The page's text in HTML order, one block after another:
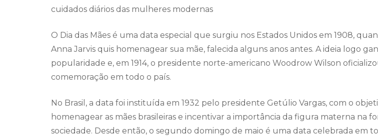
cuidados diários das mulheres modernas
O Dia das Mães é uma data especial que surgiu nos Estados Unidos em 1908,
Anna Jarvis quis homenagear sua mãe, falecida alguns anos antes. A ideia logo
popularidade e, em 1914, o presidente norte-americano Woodrow Wilson
comemoração em todo o país.
No Brasil, a data foi instituída em 1932 pelo presidente Getúlio Vargas, com o
homenagear as mães brasileiras e incentivar a importância da figura materna na
sociedade. Desde então, o segundo domingo de maio é uma data celebrada em